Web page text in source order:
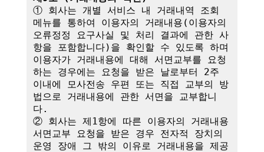
① 회사는 개별 서비스 내 거래내역 조회
메뉴를 통하여 이용자의 거래내용(이용자의
오류정정 요구사실 및 처리 결과에 관한 사
항을 포함합니다)을 확인할 수 있도록 하며
이용자가 거래내용에 대해 서면교부를 요청
하는 경우에는 요청을 받은 날로부터 2주
이내에 모사전송 우편 또는 직접 교부의 방
법으로 거래내용에 관한 서면을 교부합니
다.
② 회사는 제1항에 따른 이용자의 거래내용
서면교부 요청을 받은 경우 전자적 장치의
운영 장애 그 밖의 이유로 거래내용을 제공